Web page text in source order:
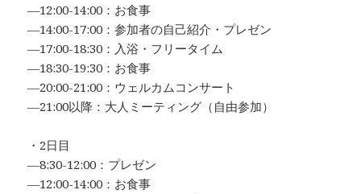
—12:00-14:00：お食事
—14:00-17:00：参加者の自己紹介・プレゼン
—17:00-18:30：入浴・フリータイム
—18:30-19:30：お食事
―20:00-21:00：ウェルカムコンサート
—21:00以降：大人ミーティング（自由参加）
・2日目
—8:30-12:00：プレゼン
—12:00-14:00：お食事